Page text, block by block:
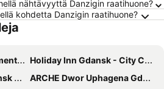
nähtävyyttä Danzigin raatihuone?
kohdetta Danzigin raatihuone?
Holiday Inn Gdansk - City Centre By Ihg
ARCHE Dwor Uphagena Gdansk